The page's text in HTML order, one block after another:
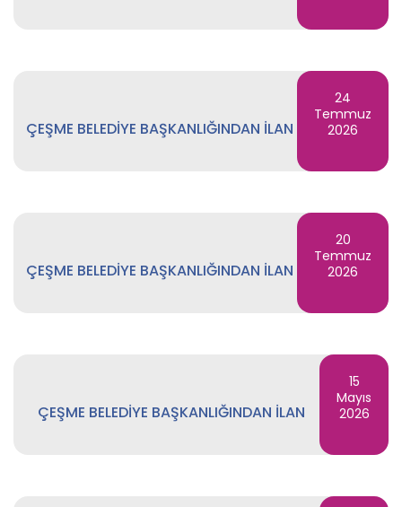
ÇEŞME BELEDİYE BAŞKANLIĞINDAN İLAN
24
Temmuz
2026
ÇEŞME BELEDİYE BAŞKANLIĞINDAN İLAN
20
Temmuz
2026
ÇEŞME BELEDİYE BAŞKANLIĞINDAN İLAN
15
Mayıs
2026